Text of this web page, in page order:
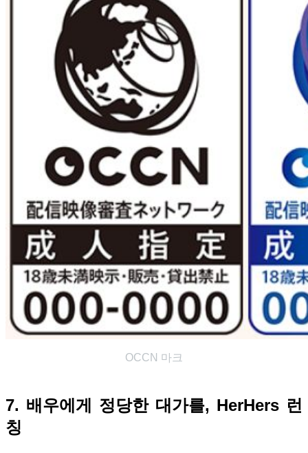
OCCN 마크
7. 배우에게 정당한 대가를, HerHers 런
칭